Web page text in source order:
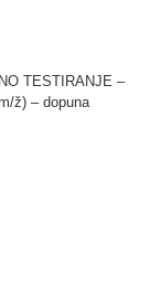
TESTIRANJE –
ž) – dopuna